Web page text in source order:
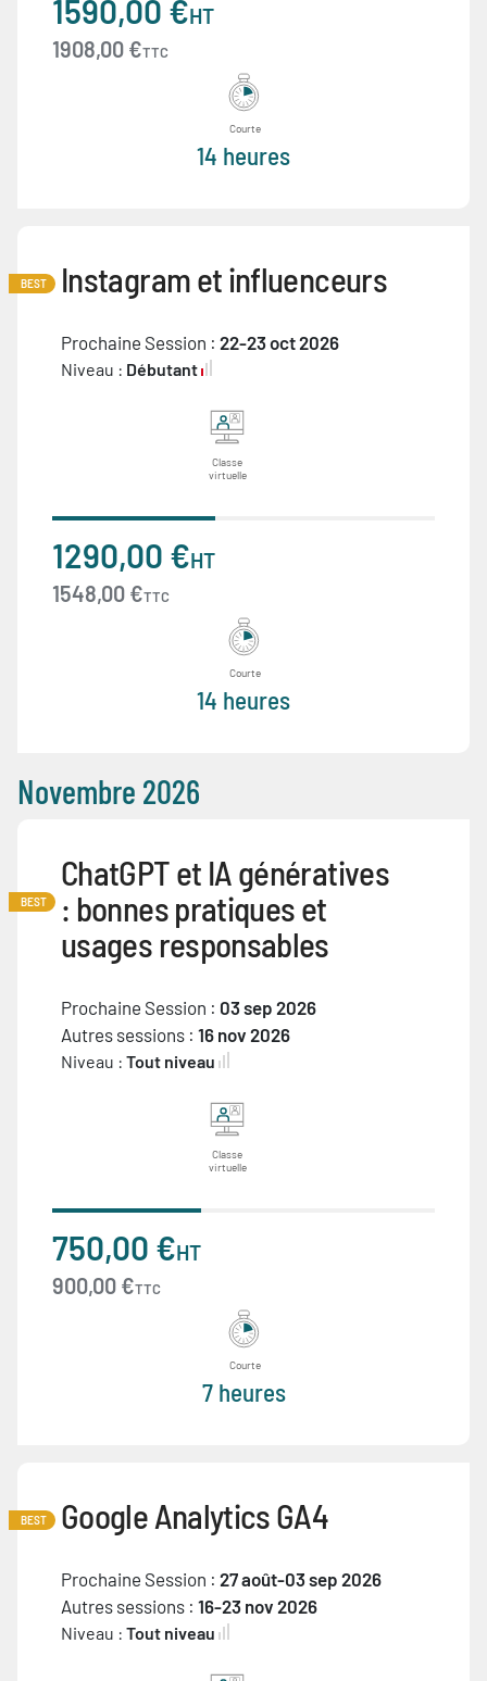
1590,00 €HT
1908,00 €TTC
Courte
14 heures
BEST Instagram et influenceurs
Prochaine Session : 22-23 oct 2026
Niveau : Débutant
Classe
virtuelle
1290,00 €HT
1548,00 €TTC
Courte
14 heures
Novembre 2026
BEST
ChatGPT et IA génératives
: bonnes pratiques et
usages responsables
Prochaine Session : 03 sep 2026
Autres sessions : 16 nov 2026
Niveau : Tout niveau
Classe
virtuelle
750,00 €HT
900,00 €TTC
Courte
7 heures
BEST Google Analytics GA4
Prochaine Session : 27 août-03 sep 2026
Autres sessions : 16-23 nov 2026
Niveau : Tout niveau